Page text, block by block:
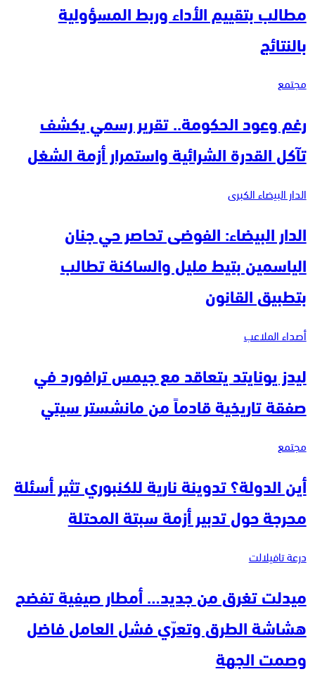
مطالب بتقييم الأداء وربط المسؤولية
بالنتائج
مجتمع
رغم وعود الحكومة.. تقرير رسمي يكشف
تآكل القدرة الشرائية واستمرار أزمة الشغل
الدار البيضاء الكبرى
الدار البيضاء: الفوضى تحاصر حي جنان
الياسمين بتيط مليل والساكنة تطالب
بتطبيق القانون
أصداء الملاعب
ليدز يونايتد يتعاقد مع جيمس ترافورد في
صفقة تاريخية قادماً من مانشستر سيتي
مجتمع
أين الدولة؟ تدوينة نارية للكنبوري تثير أسئلة
محرجة حول تدبير أزمة سبتة المحتلة
درعة تافيلالت
ميدلت تغرق من جديد… أمطار صيفية تفضح
هشاشة الطرق وتعرّي فشل العامل فاضل
وصمت الجهة